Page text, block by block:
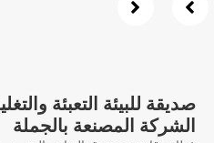
للبيئة التعبئة والتغليف
المصنعة بالجملة